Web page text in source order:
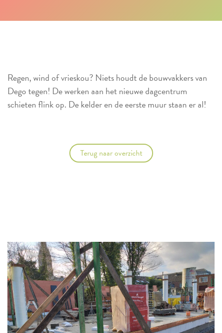
Regen, wind of vrieskou? Niets houdt de bouwvakkers van
Dego tegen! De werken aan het nieuwe dagcentrum
schieten flink op. De kelder en de eerste muur staan er al!
Terug naar overzicht